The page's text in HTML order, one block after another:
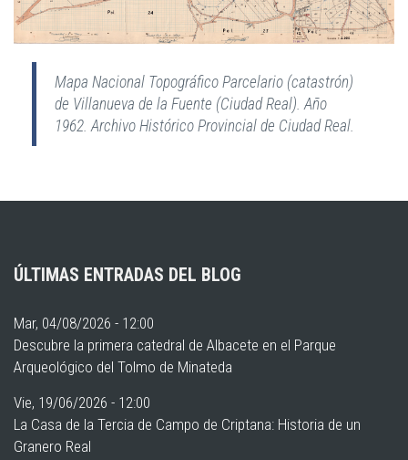
Mapa Nacional Topográfico Parcelario (catastrón)
de Villanueva de la Fuente (Ciudad Real). Año
1962. Archivo Histórico Provincial de Ciudad Real.
ÚLTIMAS ENTRADAS DEL BLOG
Mar, 04/08/2026 - 12:00
Descubre la primera catedral de Albacete en el Parque
Arqueológico del Tolmo de Minateda
Vie, 19/06/2026 - 12:00
La Casa de la Tercia de Campo de Criptana: Historia de un
Granero Real